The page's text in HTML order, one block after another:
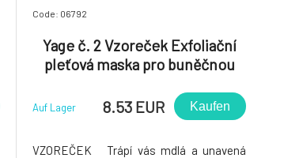
Code: 06792
Yage č. 2 Vzoreček Exfoliační
pleťová maska pro buněčnou
Auf Lager 8.53 EUR Kaufen
VZOREČEK Trápí vás mdlá a unavená